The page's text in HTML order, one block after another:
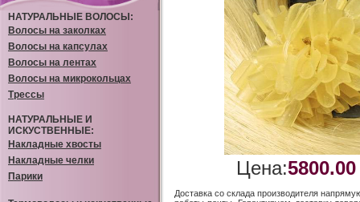
НАТУРАЛЬНЫЕ ВОЛОСЫ:
Волосы на заколках
Волосы на капсулах
Волосы на лентах
Волосы на микрокольцах
Трессы
НАТУРАЛЬНЫЕ И
ИСКУСТВЕННЫЕ:
Накладные хвосты
Накладные челки
Парики
Цена:5800.00
Доставка со склада производителя